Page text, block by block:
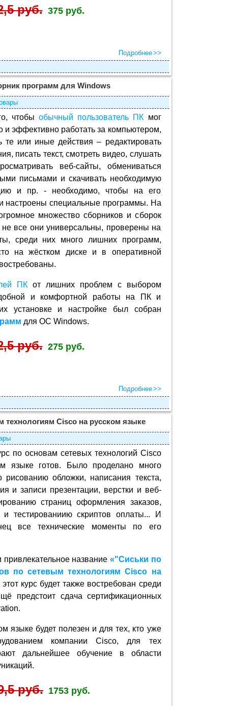
руб. 375 руб.
Подробнее
программ для Windows
чтобы обычный пользователь ПК мог
и эффективно работать за компьютером,
те или иные действия – редактировать
писать текст, смотреть видео, слушать
веб-сайты, обмениваться
письмами и скачивать необходимую
и пр. - необходимо, чтобы на его
настроены специальные программы. На
множество сборников и сборок
все они универсальны, проверены на
среди них много лишних программ,
на жёстком диске и в оперативной
ПКот лишних проблем с выбором
и комфортной работы на ПК и
установке и настройке был собран
для ОС Windows.
руб. 275 руб.
Подробнее
технологиям Cisco на русском языке
по основам сетевых технологий Cisco
языке готов. Было проделано много
рисованию обложки, написания текста,
и записи презентации, верстки и веб-
страниц оформления заказов,
и тестированиию скриптов оплаты... И
все технические моменты по его
название «"Сиськи по
по сетевым технологиям Cisco на
курс будет также востребован среди
предстоит сдача сертификационных
языке будет полезен и для тех, кто уже
компании Cisco, для тех
дальнейшее обучение в области
руб. 1753 руб.